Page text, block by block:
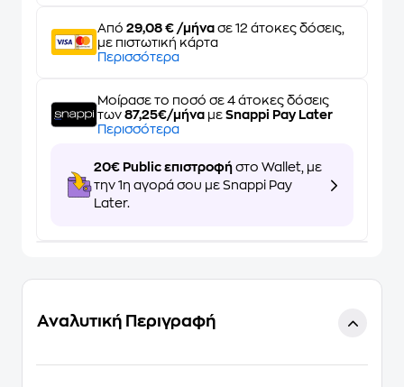
Από 29,08 € /μήνα σε 12 άτοκες δόσεις,
με πιστωτική κάρτα
Περισσότερα
Μοίρασε το ποσό σε 4 άτοκες δόσεις
των 87,25€/μήνα με Snappi Pay Later
Περισσότερα
20€ Public επιστροφή στο Wallet, με
την 1η αγορά σου με Snappi Pay
Later.
Αναλυτική Περιγραφή